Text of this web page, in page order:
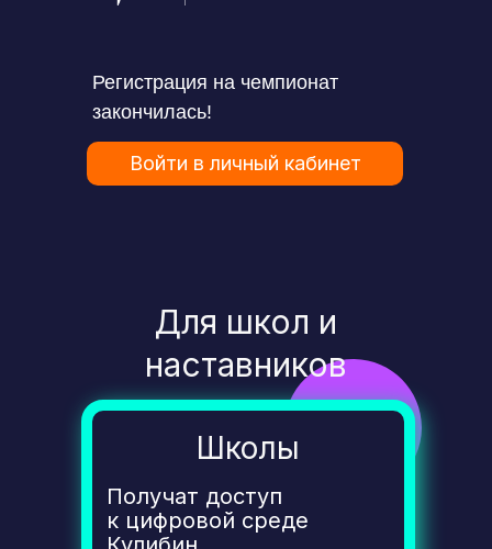
Войти в личный кабинет
Регистрация на чемпионат
закончилась!
Получат доступ
к цифровой среде
Школы
Для школ и
наставников